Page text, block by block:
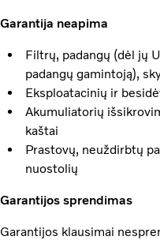
Garantija neapima
Filtrų, padangų (dėl jų
padangų gamintoją),
Eksploatacinių ir
Akumuliatorių
kaštai
Prastovų, neuždirbtų
nuostolių
Garantijos sprendimas
Garantijos klausimai